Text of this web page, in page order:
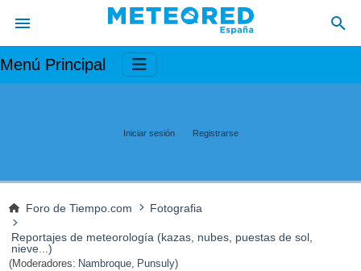
Menú Principal
Iniciar sesión Registrarse
Foro de Tiempo.com Fotografia
Reportajes de meteorología (kazas, nubes, puestas de sol,
nieve...)
(Moderadores: Nambroque, Punsuly)